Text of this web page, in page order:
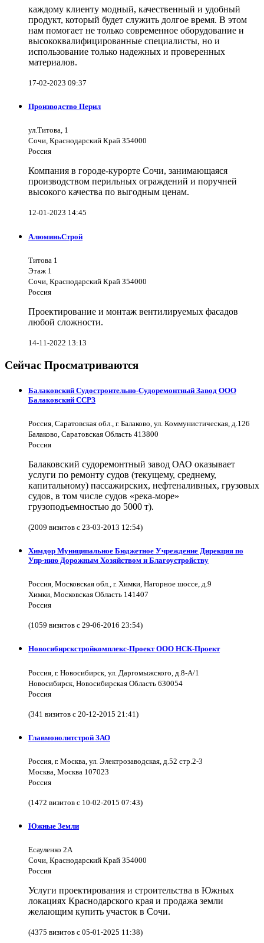
каждому клиенту модный, качественный и удобный
продукт, который будет служить долгое время. В этом
нам помогает не только современное оборудование и
высококвалифицированные специалисты, но и
использование только надежных и проверенных
материалов.
17-02-2023 09:37
Производство Перил
ул.Титова, 1
Сочи, Краснодарский Край 354000
Россия
Компания в городе-курорте Сочи, занимающаяся
производством перильных ограждений и поручней
высокого качества по выгодным ценам.
12-01-2023 14:45
АлюминьСтрой
Титова 1
Этаж 1
Сочи, Краснодарский Край 354000
Россия
Проектирование и монтаж вентилируемых фасадов
любой сложности.
14-11-2022 13:13
Сейчас Просматриваются
Балаковский Судостроительно-Судоремонтный Завод ООО
Балаковский ССРЗ
Россия, Саратовская обл., г. Балаково, ул. Коммунистическая, д.126
Балаково, Саратовская Область 413800
Россия
Балаковский судоремонтный завод ОАО оказывает
услуги по ремонту судов (текущему, среднему,
капитальному) пассажирских, нефтеналивных, грузовых
судов, в том числе судов «река-море»
грузоподъемностью до 5000 т).
(2009 визитов с 23-03-2013 12:54)
Химдор Муниципальное Бюджетное Учреждение Дирекция по
Упр-нию Дорожным Хозяйством и Благоустройству
Россия, Московская обл., г. Химки, Нагорное шоссе, д.9
Химки, Московская Область 141407
Россия
(1059 визитов с 29-06-2016 23:54)
Новосибирскстройкомплекс-Проект ООО НСК-Проект
Россия, г. Новосибирск, ул. Даргомыжского, д.8-А/1
Новосибирск, Новосибирская Область 630054
Россия
(341 визитов с 20-12-2015 21:41)
Главмонолитстрой ЗАО
Россия, г. Москва, ул. Электрозаводская, д.52 стр.2-3
Москва, Москва 107023
Россия
(1472 визитов с 10-02-2015 07:43)
Южные Земли
Есауленко 2А
Сочи, Краснодарский Край 354000
Россия
Услуги проектирования и строительства в Южных
локациях Краснодарского края и продажа земли
желающим купить участок в Сочи.
(4375 визитов с 05-01-2025 11:38)